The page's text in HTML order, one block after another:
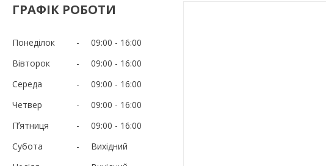
ГРАФІК РОБОТИ
Понеділок 09:00
16:00
Вівторок
09:00
16:00
Середа
09:00
16:00
Четвер
09:00
16:00
Пʼятниця
09:00
16:00
Субота
Вихідний